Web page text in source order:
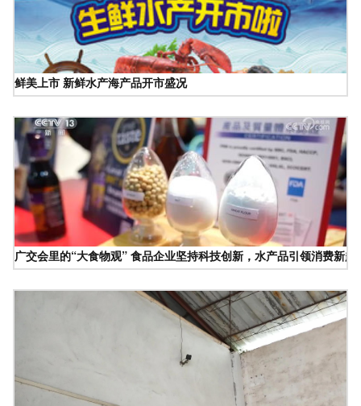
鲜美上市 新鲜水产海产品开市盛况
广交会里的“大食物观” 食品企业坚持科技创新，水产品引领消费新趋